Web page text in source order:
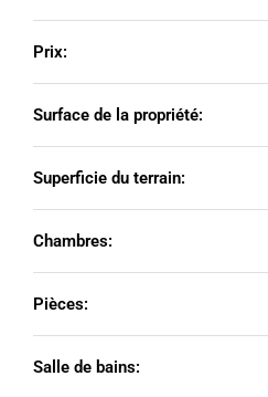
Prix:
Surface de la propriété:
Superficie du terrain:
Chambres:
Pièces:
Salle de bains: